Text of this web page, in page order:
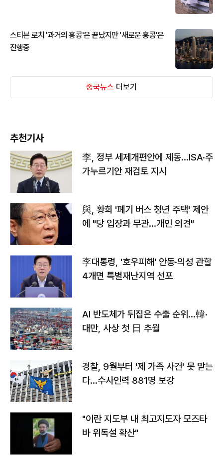
스티븐 로치 '과거의 홍콩'은 끝났지만 '새로운 홍콩'은
진행중
중국뉴스 더보기
추천기사
李, 정부 세제개편안에 제동…ISA·주
가누르기안 재검토 지시
與, 황희 '폐기 버스 청년 주택' 제안
에 "당 입장과 무관…개인 의견"
李대통령, '호우피해' 안동·의성 관할
4개면 특별재난지역 선포
AI 반도체가 뒤집은 수출 순위…韓·
대만, 사상 첫 日 추월
경찰, 9월부터 '제 가족 사건' 못 맡는
다…수사인력 881명 보강
"이란 지도부 내 최고지도자 모즈타
바 위독설 확산"